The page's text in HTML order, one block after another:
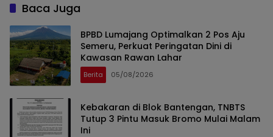
Baca Juga
BPBD Lumajang Optimalkan 2 Pos Aju
Semeru, Perkuat Peringatan Dini di
Kawasan Rawan Lahar
Berita 05/08/2026
Kebakaran di Blok Bantengan, TNBTS
Tutup 3 Pintu Masuk Bromo Mulai Malam
Ini